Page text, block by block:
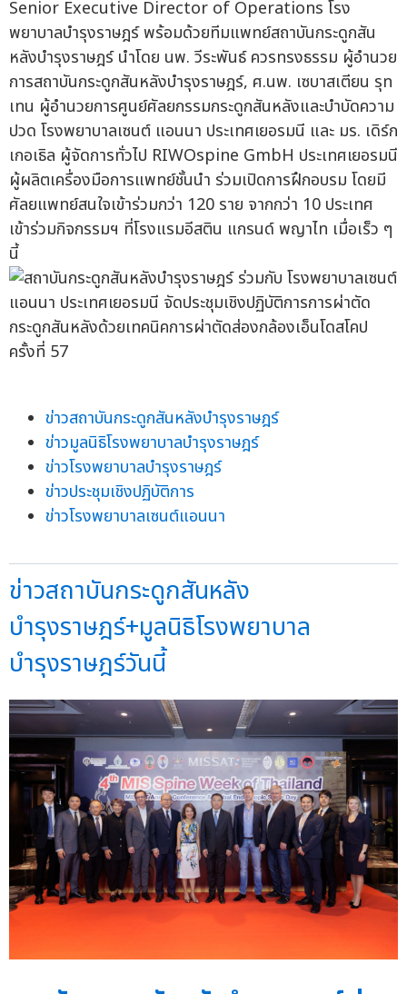
Senior Executive Director of Operations โรง
พยาบาลบำรุงราษฎร์ พร้อมด้วยทีมแพทย์สถาบันกระดูกสัน
หลังบำรุงราษฎร์ นำโดย นพ. วีระพันธ์ ควรทรงธรรม ผู้อำนวย
การสถาบันกระดูกสันหลังบำรุงราษฎร์, ศ.นพ. เซบาสเตียน รุท
เทน ผู้อำนวยการศูนย์ศัลยกรรมกระดูกสันหลังและบำบัดความ
ปวด โรงพยาบาลเซนต์ แอนนา ประเทศเยอรมนี และ มร. เดิร์ก
เกอเธิล ผู้จัดการทั่วไป RIWOspine GmbH ประเทศเยอรมนี
ผู้ผลิตเครื่องมือการแพทย์ชั้นนำ ร่วมเปิดการฝึกอบรม โดยมี
ศัลยแพทย์สนใจเข้าร่วมกว่า 120 ราย จากกว่า 10 ประเทศ
เข้าร่วมกิจกรรมฯ ที่โรงแรมอีสติน แกรนด์ พญาไท เมื่อเร็ว ๆ
นี้
ข่าวสถาบันกระดูกสันหลังบำรุงราษฎร์
ข่าวมูลนิธิโรงพยาบาลบำรุงราษฎร์
ข่าวโรงพยาบาลบำรุงราษฎร์
ข่าวประชุมเชิงปฏิบัติการ
ข่าวโรงพยาบาลเซนต์แอนนา
ข่าวสถาบันกระดูกสันหลัง
บำรุงราษฎร์+มูลนิธิโรงพยาบาล
บำรุงราษฎร์วันนี้